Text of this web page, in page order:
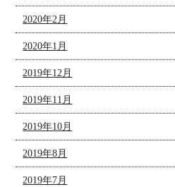
2020年2月
2020年1月
2019年12月
2019年11月
2019年10月
2019年8月
2019年7月